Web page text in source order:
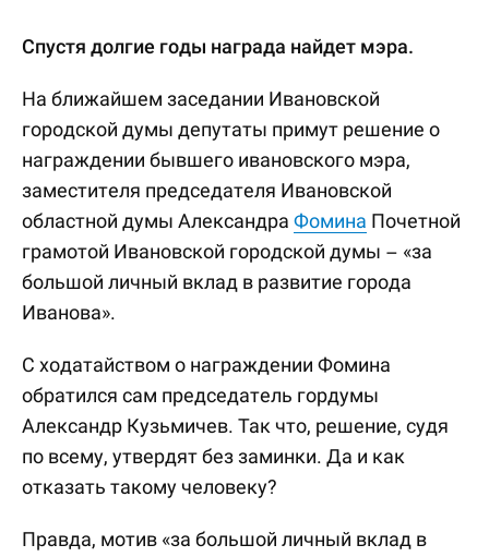
Спустя долгие годы награда найдет мэра.
На ближайшем заседании Ивановской
городской думы депутаты примут решение о
награждении бывшего ивановского мэра,
заместителя председателя Ивановской
областной думы Александра Фомина Почетной
грамотой Ивановской городской думы – «за
большой личный вклад в развитие города
Иванова».
С ходатайством о награждении Фомина
обратился сам председатель гордумы
Александр Кузьмичев. Так что, решение, судя
по всему, утвердят без заминки. Да и как
отказать такому человеку?
Правда, мотив «за большой личный вклад в